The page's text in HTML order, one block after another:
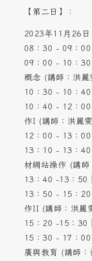
【第二日】：
2023年11月26日
08：30 - 09：
09：00 - 10：
概念 (講師：洪麗
10：30 - 10：
10：40 - 12：
作I (講師：洪麗
12：00 - 13：
13：10 - 13：
材網站操作 (講
13：40 -13：
13：50 - 15：
作II (講師：洪麗
15：20 -15：
15：30 - 17：
廣與教育 (講師